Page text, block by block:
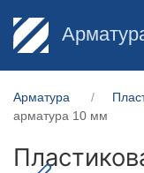
Арматура
арматура 10 мм